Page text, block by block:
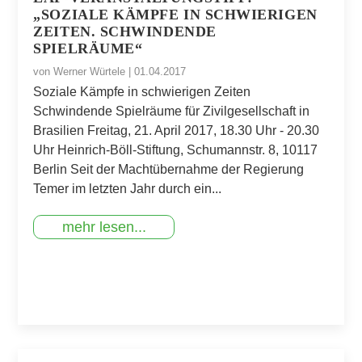
„SOZIALE KÄMPFE IN SCHWIERIGEN
ZEITEN. SCHWINDENDE
SPIELRÄUME“
vonWerner Würtele |01.04.2017
Soziale Kämpfe in schwierigen Zeiten
Schwindende Spielräume für Zivilgesellschaft in
Brasilien Freitag, 21. April 2017, 18.30 Uhr - 20.30
Uhr Heinrich-Böll-Stiftung, Schumannstr. 8, 10117
Berlin Seit der Machtübernahme der Regierung
Temer im letzten Jahr durch ein...
mehr lesen...